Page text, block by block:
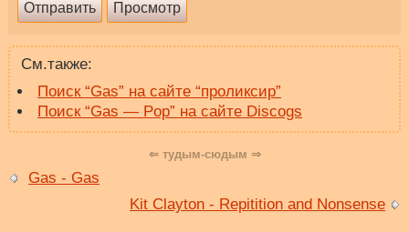
См.также:
Поиск “Gas” на сайте “проликсир”
Поиск “Gas — Pop” на сайте Discogs
⇐ тудым-сюдым ⇒
Gas - Gas
Kit Clayton - Repitition and Nonsense